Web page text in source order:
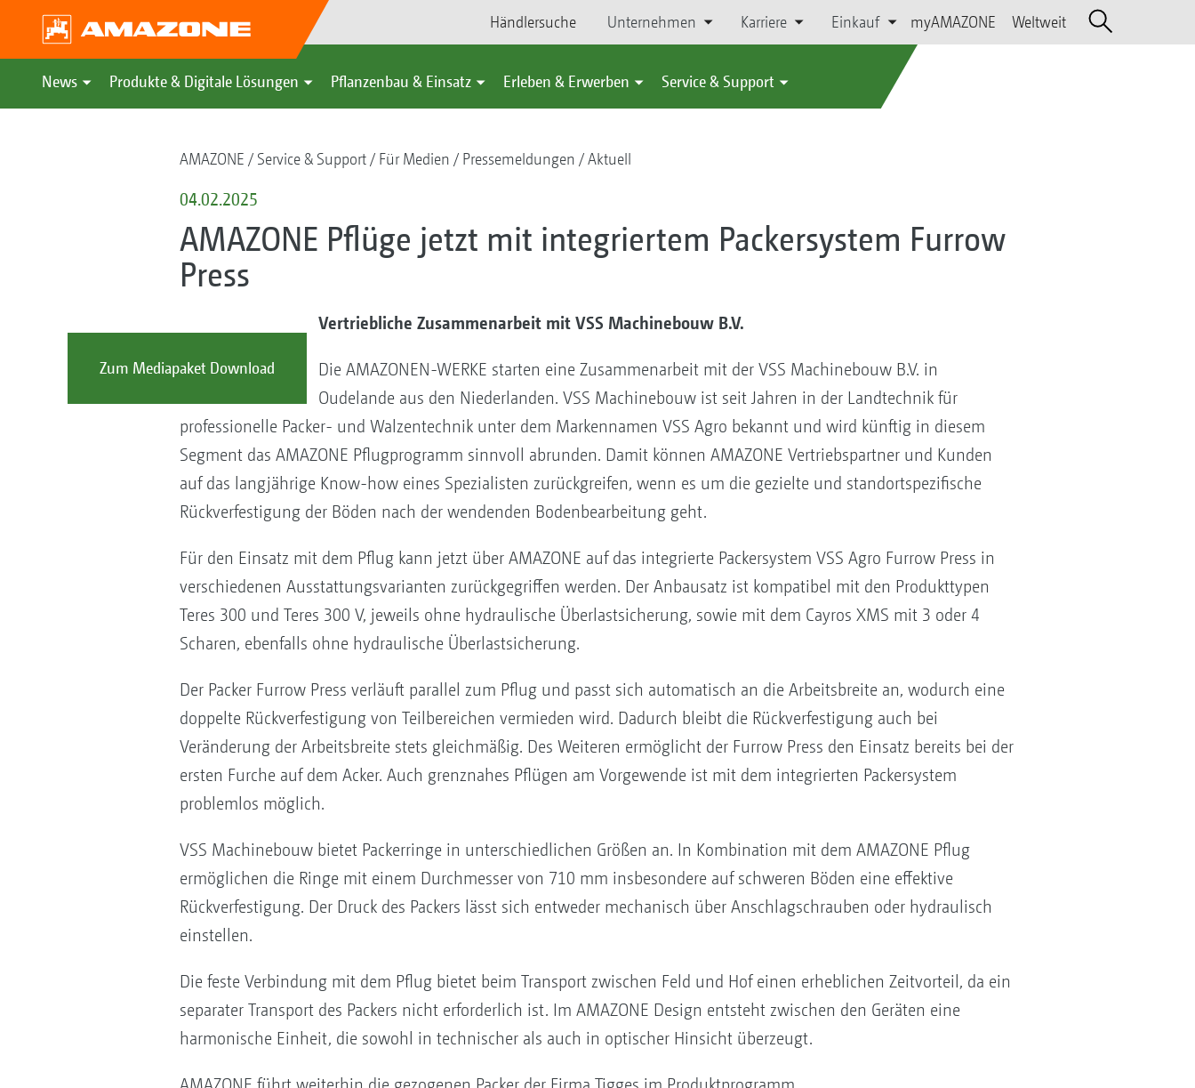
Händlersuche Unternehmen Karriere Einkauf myAMAZONE Weltweit
News Produkte & Digitale Lösungen Pflanzenbau & Einsatz Erleben & Erwerben Service & Support
AMAZONE Service & Support Für Medien Pressemeldungen Aktuell
04.02.2025
AMAZONE Pflüge jetzt mit integriertem Packersystem Furrow
Press
Zum Mediapaket Download
Vertriebliche Zusammenarbeit mit VSS Machinebouw B.V.
Die AMAZONEN-WERKE starten eine Zusammenarbeit mit der VSS Machinebouw B.V. in
Oudelande aus den Niederlanden. VSS Machinebouw ist seit Jahren in der Landtechnik für
professionelle Packer- und Walzentechnik unter dem Markennamen VSS Agro bekannt und wird künftig in diesem
Segment das AMAZONE Pflugprogramm sinnvoll abrunden. Damit können AMAZONE Vertriebspartner und Kunden
auf das langjährige Know-how eines Spezialisten zurückgreifen, wenn es um die gezielte und standortspezifische
Rückverfestigung der Böden nach der wendenden Bodenbearbeitung geht.
Für den Einsatz mit dem Pflug kann jetzt über AMAZONE auf das integrierte Packersystem VSS Agro Furrow Press in
verschiedenen Ausstattungsvarianten zurückgegriffen werden. Der Anbausatz ist kompatibel mit den Produkttypen
Teres 300 und Teres 300 V, jeweils ohne hydraulische Überlastsicherung, sowie mit dem Cayros XMS mit 3 oder 4
Scharen, ebenfalls ohne hydraulische Überlastsicherung.
Der Packer Furrow Press verläuft parallel zum Pflug und passt sich automatisch an die Arbeitsbreite an, wodurch eine
doppelte Rückverfestigung von Teilbereichen vermieden wird. Dadurch bleibt die Rückverfestigung auch bei
Veränderung der Arbeitsbreite stets gleichmäßig. Des Weiteren ermöglicht der Furrow Press den Einsatz bereits bei der
ersten Furche auf dem Acker. Auch grenznahes Pflügen am Vorgewende ist mit dem integrierten Packersystem
problemlos möglich.
VSS Machinebouw bietet Packerringe in unterschiedlichen Größen an. In Kombination mit dem AMAZONE Pflug
ermöglichen die Ringe mit einem Durchmesser von 710 mm insbesondere auf schweren Böden eine effektive
Rückverfestigung. Der Druck des Packers lässt sich entweder mechanisch über Anschlagschrauben oder hydraulisch
einstellen.
Die feste Verbindung mit dem Pflug bietet beim Transport zwischen Feld und Hof einen erheblichen Zeitvorteil, da ein
separater Transport des Packers nicht erforderlich ist. Im AMAZONE Design entsteht zwischen den Geräten eine
harmonische Einheit, die sowohl in technischer als auch in optischer Hinsicht überzeugt.